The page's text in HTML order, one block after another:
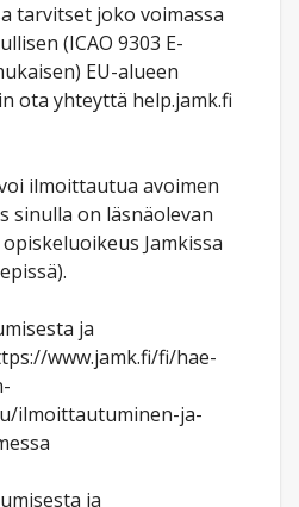
tarvitset joko voimassa
(ICAO 9303 E-
EU-alueen
ota yhteyttä help.jamk.fi
ilmoittautua avoimen
sinulla on läsnäolevan
Jamkissa
ja
www.jamk.fi/fi/hae-
ilmoittautuminen-ja-
ja